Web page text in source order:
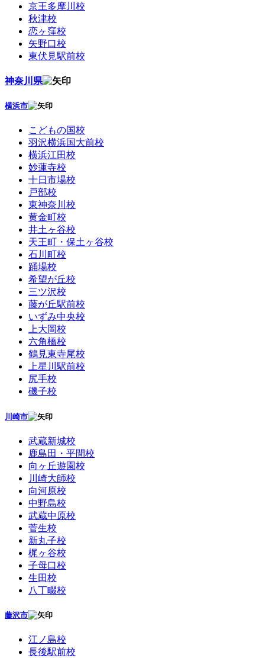
京王多摩川校
秋津校
恋ヶ窪校
矢野口校
東伏見駅前校
神奈川県
横浜市
こどもの国校
羽沢横浜国大前校
横浜江田校
妙蓮寺校
十日市場校
戸部校
東神奈川校
黄金町校
井土ヶ谷校
天王町・保土ヶ谷校
石川町校
踊場校
希望が丘校
三ツ沢校
藤が丘駅前校
いずみ中央校
上大岡校
六角橋校
鶴見東寺尾校
上星川駅前校
尻手校
磯子校
川崎市
武蔵新城校
鹿島田・平間校
向ヶ丘遊園校
川崎大師校
向河原校
中野島校
武蔵中原校
菅生校
新丸子校
梶ヶ谷校
子母口校
生田校
八丁畷校
藤沢市
江ノ島校
長後駅前校